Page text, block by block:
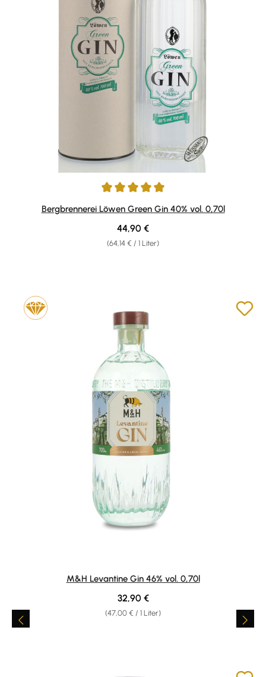
Durchschnittliche Bewertung von 5 von 5 Sternen
Bergbrennerei Löwen Green Gin 40% vol. 0,70l
(64,14 € / 1 Liter)
Regulärer Preis:
44,90 €
M&H Levantine Gin 46% vol. 0,70l
(47,00 € / 1 Liter)
Regulärer Preis:
32,90 €